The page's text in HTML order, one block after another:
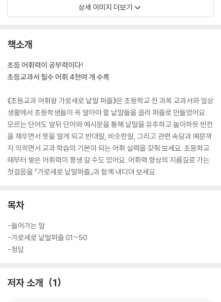
상세 이미지 더보기
책소개
초등 어휘력이 공부력이다!
초등교과서 필수 어휘 4천여 개 수록
《초등교과 어휘왕 가로세로 낱말 퍼즐》은 초등학교 전 과목 교과서와 일상
생활에서 초등학생들이 꼭 알아야 할 낱말들을 골라 퍼즐로 만들었어요.
모르는 단어도 앞뒤 단어와 예시문을 통해 낱말을 유추하고 놀이하듯 빈칸
을 채우면서 뜻을 알게 되고 반대말, 비슷한말, 그리고 관련 속담과 예문까
지 익히면서 교과 학습의 기본이 되는 어휘 실력을 갖춰 보세요. 초등학교
때부터 쌓은 어휘력이 평생 갈 수도 있어요. 어휘력 향상의 지름길로 가는
첫걸음을 『가로세로 낱말퍼즐』과 함께 내디뎌 보세요.
목차
-들어가는 말
-가로세로 낱말퍼즐 01~50
-정답
저자 소개 1